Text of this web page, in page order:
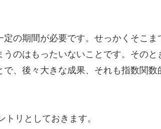
の期間が必要です。せっかくそこま
のはもったいないことです。そのと
、後々大きな成果、それも指数関数
リとしておきます。